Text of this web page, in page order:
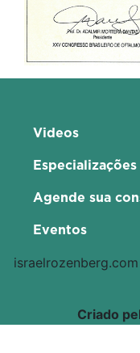
Videos
Especializações
Agende sua
Eventos
Criado